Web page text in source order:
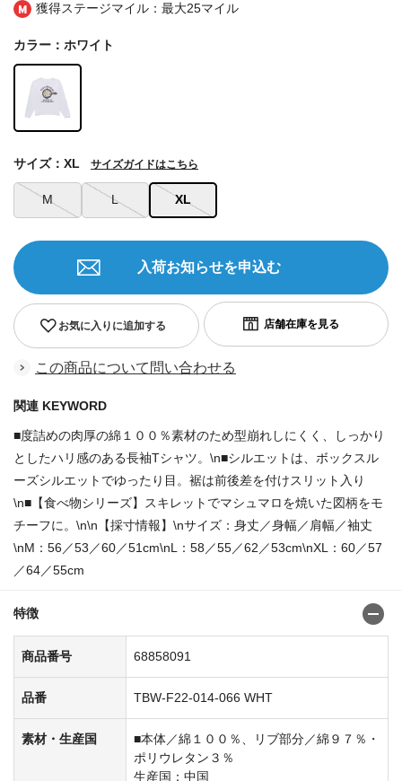
獲得ステージマイル：最大25マイル
カラー：ホワイト
M L XL
サイズ：XL サイズガイドはこちら
お気に入りに追加する
入荷お知らせを申込む
この商品について問い合わせる
関連 KEYWORD
■度詰めの肉厚の綿１００％素材のため型崩れしにくく、しっかり
としたハリ感のある長袖Tシャツ。\n■シルエットは、ボックスル
ーズシルエットでゆったり目。裾は前後差を付けスリット入り
\n■【食べ物シリーズ】スキレットでマシュマロを焼いた図柄をモ
チーフに。\n\n【採寸情報】\nサイズ：身丈／身幅／肩幅／袖丈
\nM：56／53／60／51cm\nL：58／55／62／53cm\nXL：60／57
／64／55cm
特徴
商品番号 68858091
品番 TBW-F22-014-066 WHT
素材・生産国
■本体／綿１００％、リブ部分／綿９７％・
ポリウレタン３％
生産国：中国